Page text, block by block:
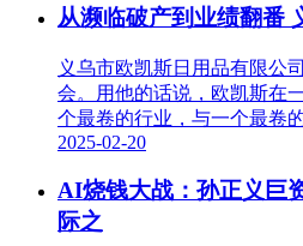
从濒临破产到业绩翻番
义乌市欧凯斯日用品有限公
会。用他的话说，欧凯斯在
个最卷的行业，与一个最卷
2025-02-20
AI烧钱大战：孙正义巨
际之